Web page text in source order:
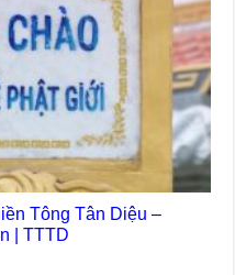
Tông Tân Diệu –
| TTTD